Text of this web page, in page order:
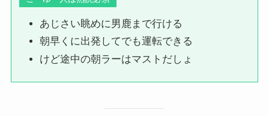
あじさい眺めに男鹿まで行ける
朝早くに出発してでも運転できる
けど途中の朝ラーはマストだしょ